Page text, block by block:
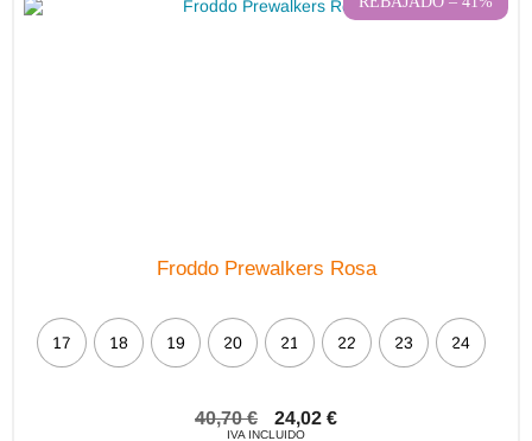
Froddo Prewalkers Rosa
17 18 19 20 21 22 23 24
40,70€ 24,02 €
IVA INCLUIDO